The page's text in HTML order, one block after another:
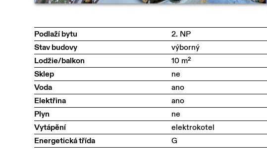
Podlaží bytu
2. NP
Stav budovy
výborný
Lodžie/balkon
10 m²
Sklep
ne
Voda
ano
Elektřina
ano
Plyn
ne
Vytápění
elektrokotel
Energetická třída
G